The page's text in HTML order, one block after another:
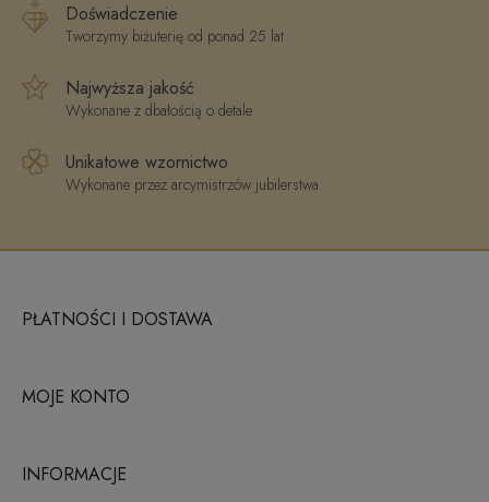
Doświadczenie
Tworzymy biżuterię od ponad 25 lat
Najwyższa jakość
Wykonane z dbałością o detale
Unikatowe wzornictwo
Wykonane przez arcymistrzów jubilerstwa
PŁATNOŚCI I DOSTAWA
MOJE KONTO
INFORMACJE